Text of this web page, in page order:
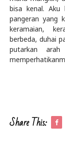
bisa kenal. Aku
pangeran yang
keramaian,
berbeda, duhai
putarkan
Share This: